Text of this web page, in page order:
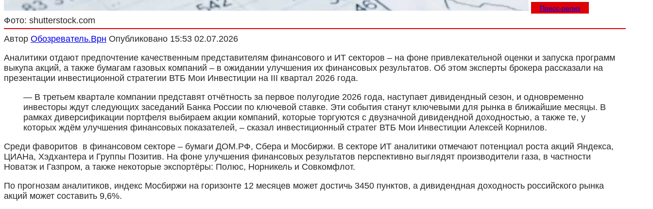
Пресс-релиз
Фото: shutterstock.com
Автор Обозреватель.Врн Опубликовано 15:53 02.07.2026
Аналитики отдают предпочтение качественным представителям финансового и ИТ секторов – на фоне привлекательной оценки и запуска программ
выкупа акций, а также бумагам газовых компаний – в ожидании улучшения их финансовых результатов. Об этом эксперты брокера рассказали на
презентации инвестиционной стратегии ВТБ Мои Инвестиции на III квартал 2026 года.
— В третьем квартале компании представят отчётность за первое полугодие 2026 года, наступает дивидендный сезон, и одновременно
инвесторы ждут следующих заседаний Банка России по ключевой ставке. Эти события станут ключевыми для рынка в ближайшие месяцы. В
рамках диверсификации портфеля выбираем акции компаний, которые торгуются с двузначной дивидендной доходностью, а также те, у
которых ждём улучшения финансовых показателей, – сказал инвестиционный стратег ВТБ Мои Инвестиции Алексей Корнилов.
Среди фаворитов в финансовом секторе – бумаги ДОМ.РФ, Сбера и Мосбиржи. В секторе ИТ аналитики отмечают потенциал роста акций Яндекса,
ЦИАНа, Хэдхантера и Группы Позитив. На фоне улучшения финансовых результатов перспективно выглядят производители газа, в частности
Новатэк и Газпром, а также некоторые экспортёры: Полюс, Норникель и Совкомфлот.
По прогнозам аналитиков, индекс Мосбиржи на горизонте 12 месяцев может достичь 3450 пунктов, а дивидендная доходность российского рынка
акций может составить 9,6%.